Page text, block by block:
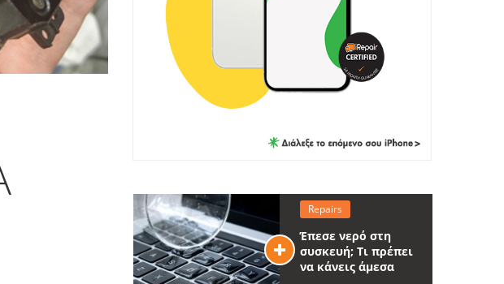
Repairs
Έπεσε νερό στη
συσκευή; Τι πρέπει
να κάνεις άμεσα